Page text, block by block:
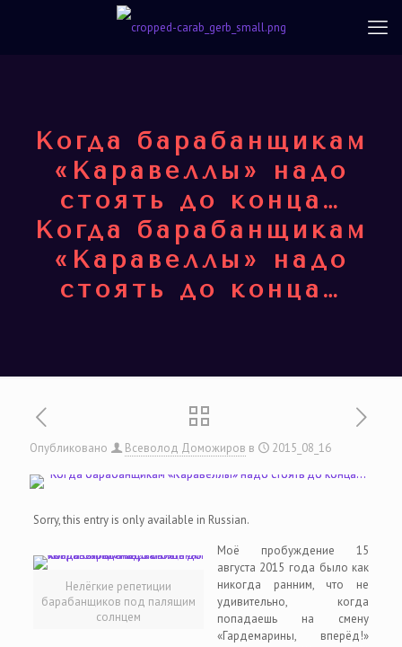
Когда барабанщикам
«Каравеллы» надо
стоять до конца…
Когда барабанщикам
«Каравеллы» надо
стоять до конца…
Опубликовано Всеволод Доможиров в 2015_08_16
Sorry, this entry is only available in Russian.
Нелёгкие репетиции
барабанщиков под палящим
солнцем
Моё пробуждение 15
августа 2015 года было как
никогда ранним, что не
удивительно, когда
попадаешь на смену
«Гардемарины, вперёд!»